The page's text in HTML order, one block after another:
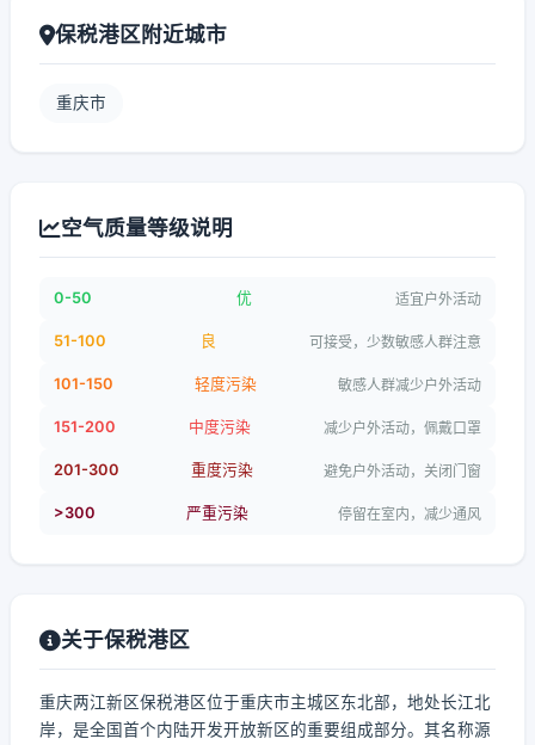
保税港区附近城市
重庆市
空气质量等级说明
0-50 优 适宜户外活动
51-100 良 可接受，少数敏感人群注意
101-150 轻度污染 敏感人群减少户外活动
151-200 中度污染 减少户外活动，佩戴口罩
201-300 重度污染 避免户外活动，关闭门窗
>300 严重污染 停留在室内，减少通风
关于保税港区
重庆两江新区保税港区位于重庆市主城区东北部，地处长江北
岸，是全国首个内陆开发开放新区的重要组成部分。其名称源